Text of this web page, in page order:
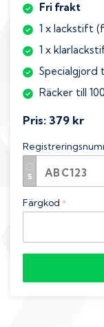
Fri frakt
1 x lackstift
1 x
Specialgjord
Räcker till
Pris: 379 kr
Färgkod *